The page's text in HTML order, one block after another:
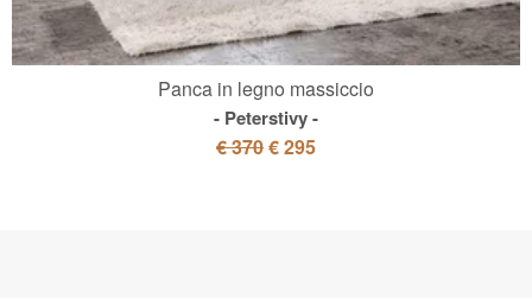
Panca in legno massiccio
Peterstivy
€ 370€ 295